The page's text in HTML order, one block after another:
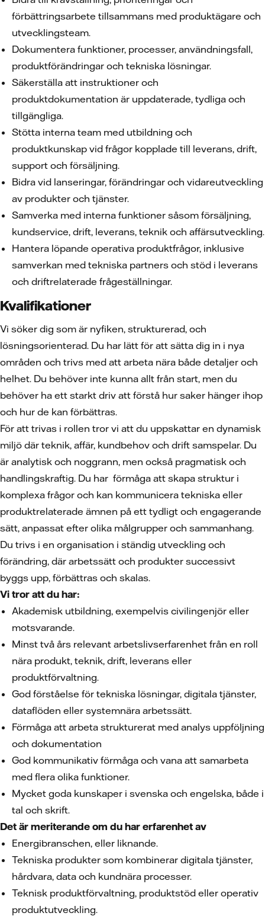
förbättringsarbete tillsammans med produktägare och
utvecklingsteam.
Dokumentera funktioner, processer, användningsfall,
produktförändringar och tekniska lösningar.
Säkerställa att instruktioner och
produktdokumentation är uppdaterade, tydliga och
tillgängliga.
Stötta interna team med utbildning och
produktkunskap vid frågor kopplade till leverans, drift,
support och försäljning.
Bidra vid lanseringar, förändringar och vidareutveckling
av produkter och tjänster.
Samverka med interna funktioner såsom försäljning,
kundservice, drift, leverans, teknik och affärsutveckling.
Hantera löpande operativa produktfrågor, inklusive
samverkan med tekniska partners och stöd i leverans
och driftrelaterade frågeställningar.
Kvalifikationer
Vi söker dig som är nyfiken, strukturerad, och
lösningsorienterad. Du har lätt för att sätta dig in i nya
områden och trivs med att arbeta nära både detaljer och
helhet. Du behöver inte kunna allt från start, men du
behöver ha ett starkt driv att förstå hur saker hänger ihop
och hur de kan förbättras.
För att trivas i rollen tror vi att du uppskattar en dynamisk
miljö där teknik, affär, kundbehov och drift samspelar. Du
är analytisk och noggrann, men också pragmatisk och
handlingskraftig. Du har förmåga att skapa struktur i
komplexa frågor och kan kommunicera tekniska eller
produktrelaterade ämnen på ett tydligt och engagerande
sätt, anpassat efter olika målgrupper och sammanhang.
Du trivs i en organisation i ständig utveckling och
förändring, där arbetssätt och produkter successivt
byggs upp, förbättras och skalas.
Vi tror att du har:
Akademisk utbildning, exempelvis civilingenjör eller
motsvarande.
Minst två års relevant arbetslivserfarenhet från en roll
nära produkt, teknik, drift, leverans eller
produktförvaltning.
God förståelse för tekniska lösningar, digitala tjänster,
dataflöden eller systemnära arbetssätt.
Förmåga att arbeta strukturerat med analys uppföljning
och dokumentation
God kommunikativ förmåga och vana att samarbeta
med flera olika funktioner.
Mycket goda kunskaper i svenska och engelska, både i
tal och skrift.
Det är meriterande om du har erfarenhet av
Energibranschen, eller liknande.
Tekniska produkter som kombinerar digitala tjänster,
hårdvara, data och kundnära processer.
Teknisk produktförvaltning, produktstöd eller operativ
produktutveckling.